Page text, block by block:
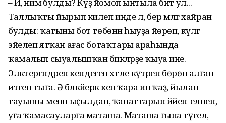
Таллыҡты йырып килеп инде лә, бер мәлгә хайран
булды: ҡатыны бот төбөнән һыуҙа йөрөп, күлгә
эйелеп ятҡан ағас ботаҡтары араһында
ҡамалып сыуалышҡан бәпкәләрҙе ҡыуа ине.
Эләктергәндәрен кендегенә хәтле күтәреп бөрөп алған
итәгенә тыға. Ә бәләкәйерәк кенә ҡара инә ҡаҙ, йылан
тауышы менән ыҫылдап, ҡанаттарын йәйеп-елпеп,
уға ҡамасауларға маташа. Маташа ғына түгел,